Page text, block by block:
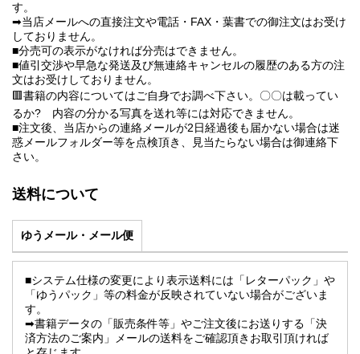
す。
➡当店メールへの直接注文や電話・FAX・葉書での御注文はお受け
しておりません。
■分売可の表示がなければ分売はできません。
■値引交渉や早急な発送及び無連絡キャンセルの履歴のある方の注
文はお受けしておりません。
🟥書籍の内容についてはご自身でお調べ下さい。〇〇は載ってい
るか? 内容の分かる写真を送れ等には対応できません。
■注文後、当店からの連絡メールが2日経過後も届かない場合は迷
惑メールフォルダー等を点検頂き、見当たらない場合は御連絡下
さい。
送料について
ゆうメール・メール便
■システム仕様の変更により表示送料には「レターパック」や
「ゆうパック」等の料金が反映されていない場合がございま
す。
➡書籍データの「販売条件等」やご注文後にお送りする「決
済方法のご案内」メールの送料をご確認頂きお取引頂ければ